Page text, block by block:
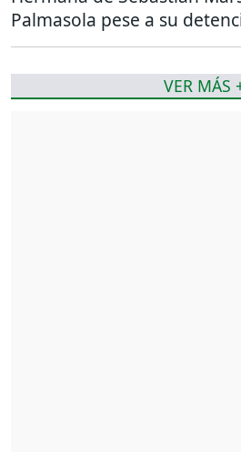
Palmasola pese a su
VER MÁS